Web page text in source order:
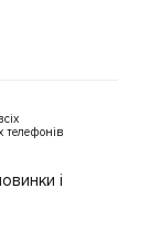
телефонів
і